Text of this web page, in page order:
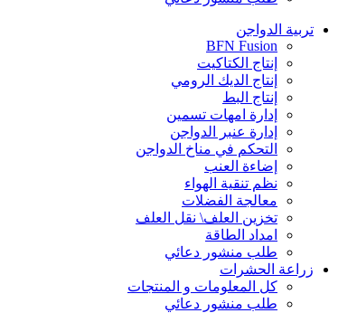
تربية الدواجن
BFN Fusion
إنتاج الكتاكيت
إنتاج الديك الرومي
إنتاج البط
إدارة امهات تسمين
إدارة عنبر الدواجن
التحكم في مناخ الدواجن
إضاءة العنب
نظم تنقية الهواء
معالجة الفضلات
تخزين العلف\ نقل العلف
امداد الطاقة
طلب منشور دعائي
زراعة الحشرات
كل المعلومات و المنتجات
طلب منشور دعائي